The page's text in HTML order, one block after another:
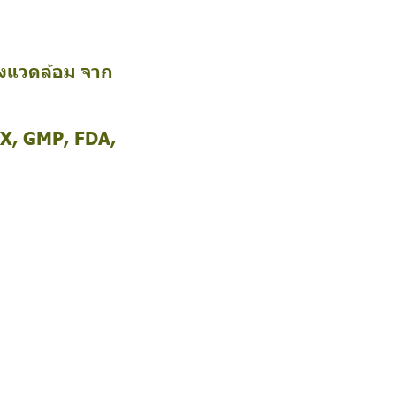
วดล้อม จาก
GMP, FDA,